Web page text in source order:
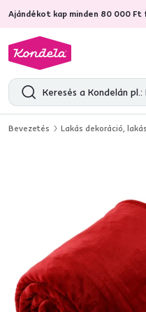
Ajándékot kap minden 80 000
4,7 31 211
Bevezetés Lakás dekoráció,